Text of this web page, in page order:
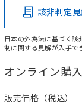
該非判定
日本の外為法に基づく該
制に関する見解が入手で
オンライン購入
販売価格（税込）